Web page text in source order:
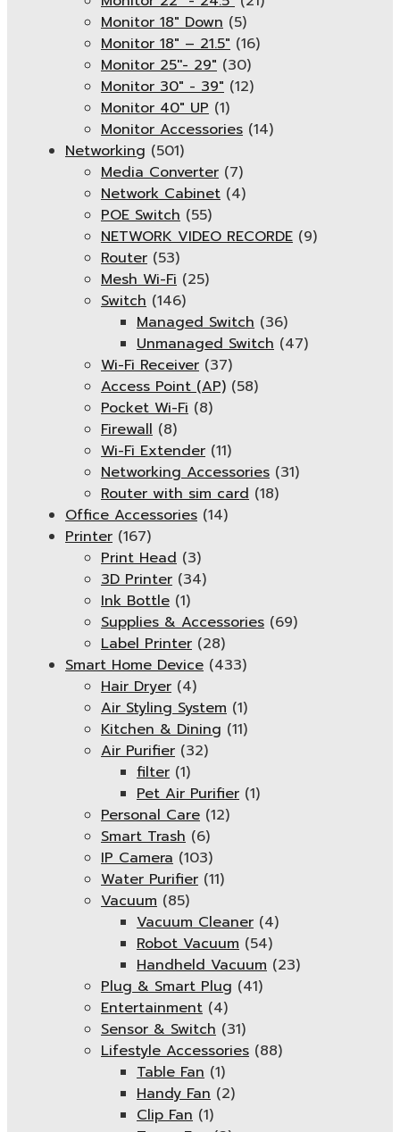
Monitor 18" Down (5)
Monitor 18″ – 21.5″ (16)
Monitor 25''- 29" (30)
Monitor 30" - 39" (12)
Monitor 40" UP (1)
Monitor Accessories (14)
Networking (501)
Media Converter (7)
Network Cabinet (4)
POE Switch (55)
NETWORK VIDEO RECORDE (9)
Router (53)
Mesh Wi-Fi (25)
Switch (146)
Managed Switch (36)
Unmanaged Switch (47)
Wi-Fi Receiver (37)
Access Point (AP) (58)
Pocket Wi-Fi (8)
Firewall (8)
Wi-Fi Extender (11)
Networking Accessories (31)
Router with sim card (18)
Office Accessories (14)
Printer (167)
Print Head (3)
3D Printer (34)
Ink Bottle (1)
Supplies & Accessories (69)
Label Printer (28)
Smart Home Device (433)
Hair Dryer (4)
Air Styling System (1)
Kitchen & Dining (11)
Air Purifier (32)
filter (1)
Pet Air Purifier (1)
Personal Care (12)
Smart Trash (6)
IP Camera (103)
Water Purifier (11)
Vacuum (85)
Vacuum Cleaner (4)
Robot Vacuum (54)
Handheld Vacuum (23)
Plug & Smart Plug (41)
Entertainment (4)
Sensor & Switch (31)
Lifestyle Accessories (88)
Table Fan (1)
Handy Fan (2)
Clip Fan (1)